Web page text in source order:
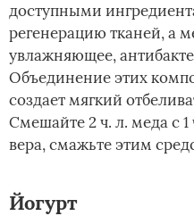
доступными
регенерацию тканей, а
увлажняющее,
Объединение этих
создает мягкий
Смешайте 2 ч. л. меда с 1
вера, смажьте этим
Йогурт